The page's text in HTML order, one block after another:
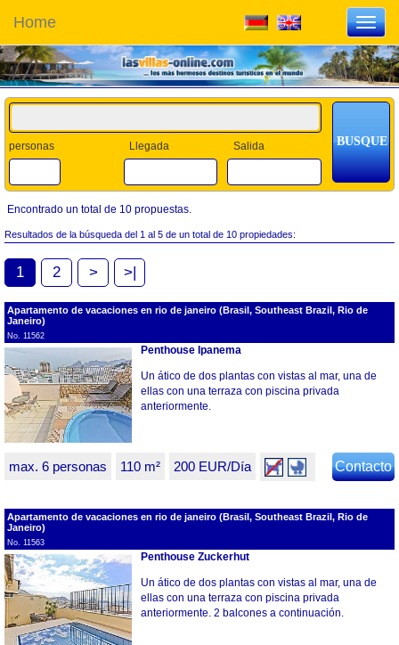
Home
personas Llegada Salida
Encontrado un total de 10 propuestas.
Resultados de la búsqueda del 1 al 5 de un total de 10 propiedades:
1 2 > >|
Apartamento de vacaciones en rio de janeiro (Brasil, Southeast Brazil, Rio de
Janeiro)
No. 11562
Penthouse Ipanema
Un ático de dos plantas con vistas al mar, una de
ellas con una terraza con piscina privada
anteriormente.
max. 6 personas 110 m² 200 EUR/Día Contacto
Apartamento de vacaciones en rio de janeiro (Brasil, Southeast Brazil, Rio de
Janeiro)
No. 11563
Penthouse Zuckerhut
Un ático de dos plantas con vistas al mar, una de
ellas con una terraza con piscina privada
anteriormente. 2 balcones a continuación.